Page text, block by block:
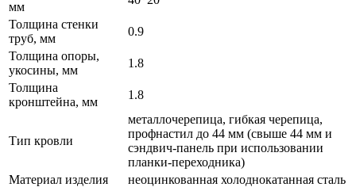
мм
Толщина стенки
труб, мм
0.9
Толщина опоры,
укосины, мм
1.8
Толщина
кронштейна, мм
1.8
Тип кровли
металлочерепица, гибкая черепица,
профнастил до 44 мм (свыше 44 мм и
сэндвич-панель при использовании
планки-переходника)
Материал изделия
неоцинкованная холоднокатанная сталь